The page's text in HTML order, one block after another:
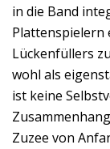
in die Band
Plattenspielern
Lückenfüllers
wohl als
ist keine
Zuzee von